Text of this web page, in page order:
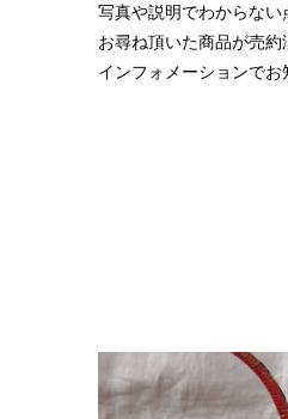
写真や説明でわからない
お尋ね頂いた商品が売
インフォメーションでお